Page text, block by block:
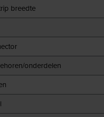
breedte
onderdelen